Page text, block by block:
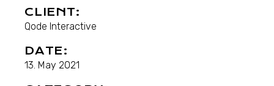
CLIENT:
Qode Interactive
DATE:
13. May 2021